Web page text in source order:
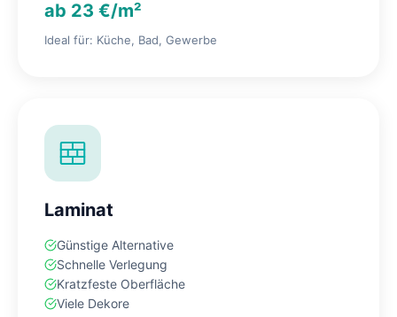
ab 23 €/m²
Ideal für: Küche, Bad, Gewerbe
Laminat
Günstige Alternative
Schnelle Verlegung
Kratzfeste Oberfläche
Viele Dekore